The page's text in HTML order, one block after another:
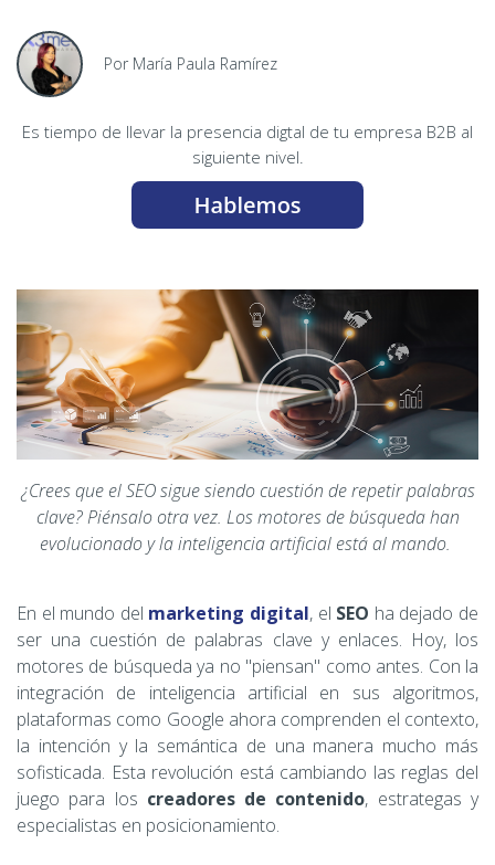
Por María Paula Ramírez
Es tiempo de llevar la presencia digtal de tu empresa B2B al
siguiente nivel.
¿Crees que el SEO sigue siendo cuestión de repetir palabras
clave? Piénsalo otra vez. Los motores de búsqueda han
evolucionado y la inteligencia artificial está al mando.
En el mundo del marketing digital, el SEO ha dejado de
ser una cuestión de palabras clave y enlaces. Hoy, los
motores de búsqueda ya no "piensan" como antes. Con la
integración de inteligencia artificial en sus algoritmos,
plataformas como Google ahora comprenden el contexto,
la intención y la semántica de una manera mucho más
sofisticada. Esta revolución está cambiando las reglas del
juego para los creadores de contenido, estrategas y
especialistas en posicionamiento.